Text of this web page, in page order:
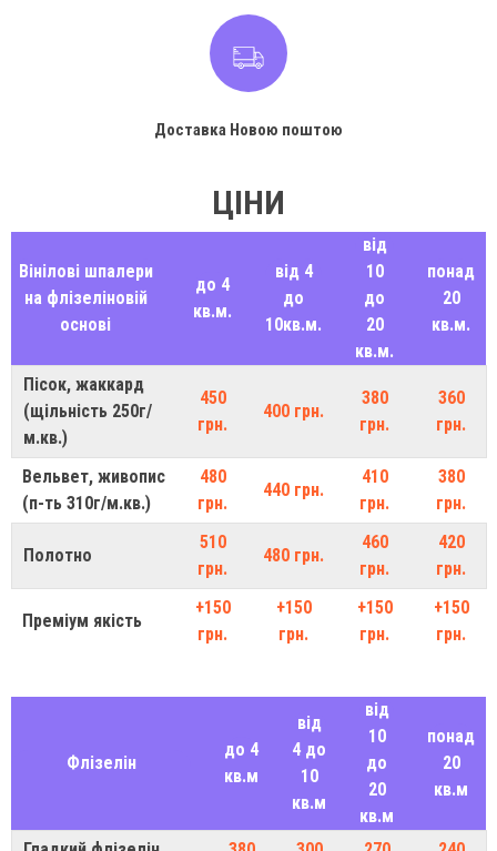
Доставка Новою поштою
ЦІНИ
Вінілові шпалери
на флізеліновій
основі
до 4
кв.м.
від 4
до
10кв.м.
від
10
до
20
кв.м.
понад
20
кв.м.
Пісок, жаккард
(щільність 250г/
м.кв.)
450
грн.
400 грн.
380
грн.
360
грн.
Вельвет, живопис
(п-ть 310г/м.кв.)
480
грн.
440 грн.
410
грн.
380
грн.
Полотно
510
грн.
480 грн.
460
грн.
420
грн.
Преміум якість
+150
грн.
+150
грн.
+150
грн.
+150
грн.
Флізелін
до 4
кв.м
від
4 до
10
кв.м
від
10
до
20
кв.м
понад
20
кв.м